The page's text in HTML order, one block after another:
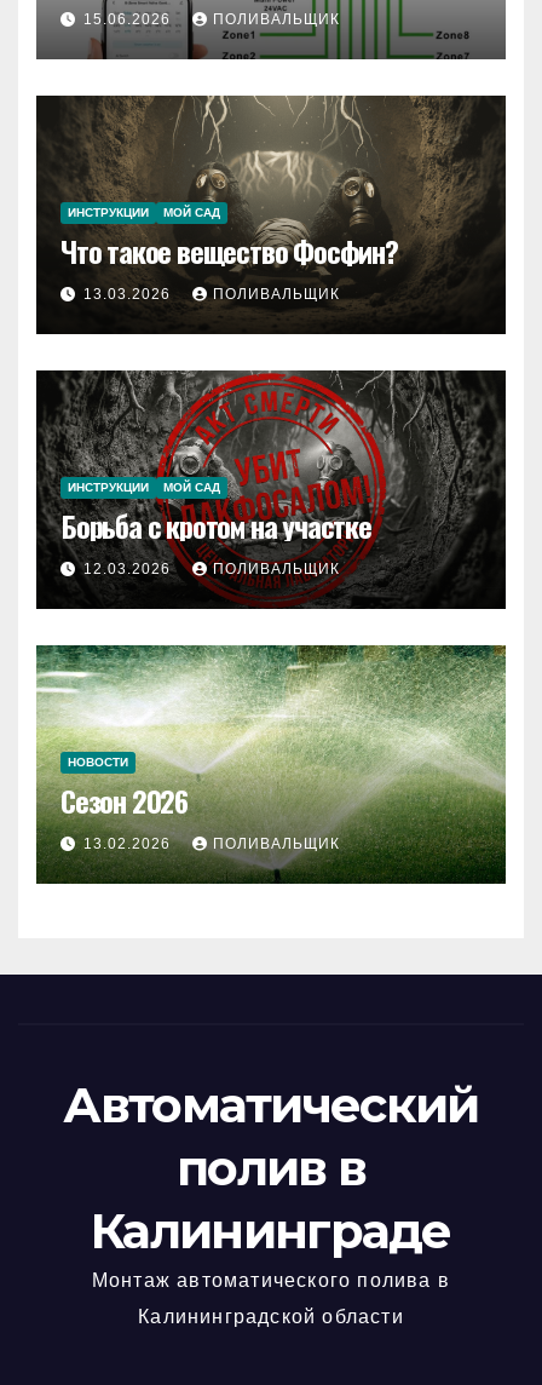
15.06.2026 ПОЛИВАЛЬЩИК
ИНСТРУКЦИИ МОЙ САД
Что такое вещество Фосфин?
13.03.2026 ПОЛИВАЛЬЩИК
ИНСТРУКЦИИ МОЙ САД
Борьба с кротом на участке
12.03.2026 ПОЛИВАЛЬЩИК
НОВОСТИ
Сезон 2026
13.02.2026 ПОЛИВАЛЬЩИК
Автоматический
полив в
Калининграде
Монтаж автоматического полива в
Калининградской области